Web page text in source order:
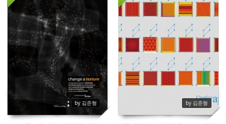
by 김준형
21256
by 김준형
20337